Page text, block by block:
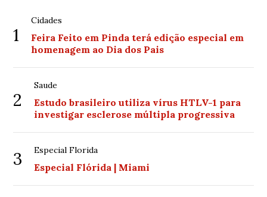
1
Cidades
Feira Feito em Pinda terá edição especial em
homenagem ao Dia dos Pais
2
Saude
Estudo brasileiro utiliza vírus HTLV-1 para
investigar esclerose múltipla progressiva
3 Especial Florida
Especial Flórida | Miami